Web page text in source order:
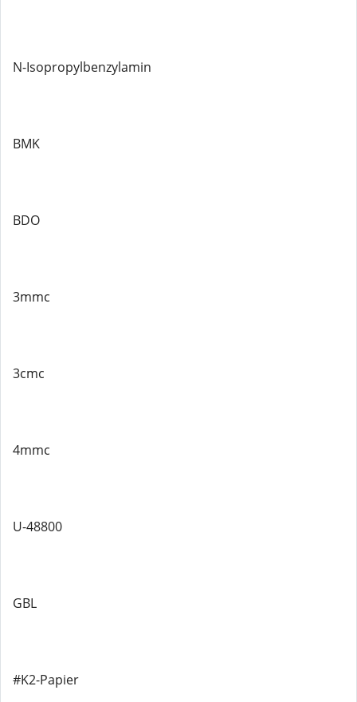
N-Isopropylbenzylamin
BMK
BDO
3mmc
3cmc
4mmc
U-48800
GBL
#K2-Papier